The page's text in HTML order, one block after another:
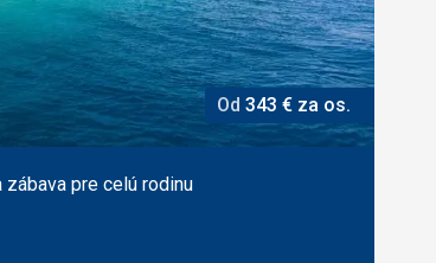
Od 343 € za os.
zábava pre celú rodinu